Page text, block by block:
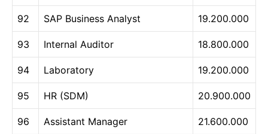
92 SAP Business Analyst 19.200.000
93 Internal Auditor 18.800.000
94 Laboratory 19.200.000
95 HR (SDM) 20.900.000
96 Assistant Manager 21.600.000